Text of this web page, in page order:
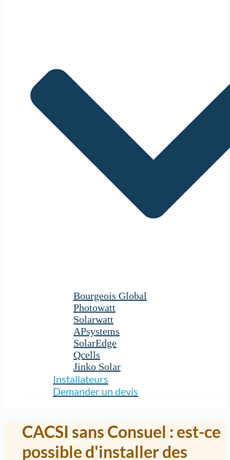
Bourgeois Global
Photowatt
Solarwatt
APsystems
SolarEdge
Qcells
Jinko Solar
Installateurs
Demander un devis
CACSI sans Consuel : est-ce
possible d'installer des